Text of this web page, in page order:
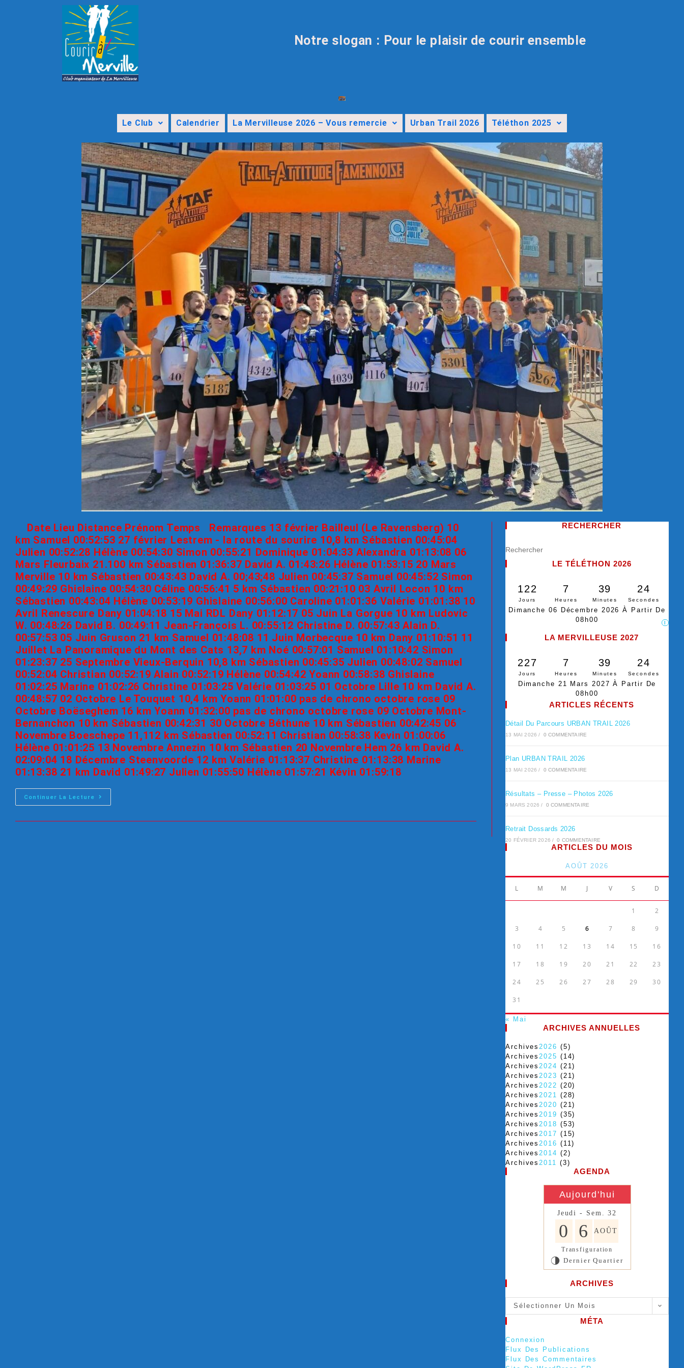
Notre slogan : Pour le plaisir de courir ensemble
Le Club Calendrier La Mervilleuse 2026 – Vous remercie Urban Trail 2026 Téléthon 2025
Date Lieu Distance Prénom Temps Remarques 13 février Bailleul (Le Ravensberg) 10
km Samuel 00:52:53 27 février Lestrem - la route du sourire 10,8 km Sébastien 00:45:04
Julien 00:52:28 Hélène 00:54:30 Simon 00:55:21 Dominique 01:04:33 Alexandra 01:13:08 06
Mars Fleurbaix 21.100 km Sébastien 01:36:37 David A. 01:43:26 Hélène 01:53:15 20 Mars
Merville 10 km Sébastien 00:43:43 David A. 00;43;48 Julien 00:45:37 Samuel 00:45:52 Simon
00:49:29 Ghislaine 00:54:30 Céline 00:56:41 5 km Sébastien 00:21:10 03 Avril Locon 10 km
Sébastien 00:43:04 Hélène 00:53:19 Ghislaine 00:56:00 Caroline 01:01:36 Valérie 01:01:38 10
Avril Renescure Dany 01:04:18 15 Mai RDL Dany 01:12:17 05 Juin La Gorgue 10 km Ludovic
W. 00:48:26 David B. 00:49:11 Jean-François L. 00:55:12 Christine D. 00:57:43 Alain D.
00:57:53 05 Juin Gruson 21 km Samuel 01:48:08 11 Juin Morbecque 10 km Dany 01:10:51 11
Juillet La Panoramique du Mont des Cats 13,7 km Noé 00:57:01 Samuel 01:10:42 Simon
01:23:37 25 Septembre Vieux-Berquin 10,8 km Sébastien 00:45:35 Julien 00:48:02 Samuel
00:52:04 Christian 00:52:19 Alain 00:52:19 Hélène 00:54:42 Yoann 00:58:38 Ghislaine
01:02:25 Marine 01:02:26 Christine 01:03:25 Valérie 01:03:25 01 Octobre Lille 10 km David A.
00:48:57 02 Octobre Le Touquet 10,4 km Yoann 01:01:00 pas de chrono octobre rose 09
Octobre Boëseghem 16 km Yoann 01:32:00 pas de chrono octobre rose 09 Octobre Mont-
Bernanchon 10 km Sébastien 00:42:31 30 Octobre Béthune 10 km Sébastien 00:42:45 06
Novembre Boeschepe 11,112 km Sébastien 00:52:11 Christian 00:58:38 Kevin 01:00:06
Hélène 01:01:25 13 Novembre Annezin 10 km Sébastien 20 Novembre Hem 26 km David A.
02:09:04 18 Décembre Steenvoorde 12 km Valérie 01:13:37 Christine 01:13:38 Marine
01:13:38 21 km David 01:49:27 Julien 01:55:50 Hélène 01:57:21 Kévin 01:59:18
Continuer La Lecture
RECHERCHER
LE TÉLÉTHON 2026
122
Jours
7
Heures
39
Minutes
23
Secondes
Dimanche 06 Décembre 2026 À Partir De
08h00
LA MERVILLEUSE 2027
227
Jours
7
Heures
39
Minutes
23
Secondes
Dimanche 21 Mars 2027 À Partir De
08h00
ARTICLES RÉCENTS
Détail Du Parcours URBAN TRAIL 2026
13 MAI 2026 / 0 COMMENTAIRE
Plan URBAN TRAIL 2026
13 MAI 2026 / 0 COMMENTAIRE
Résultats – Presse – Photos 2026
9 MARS 2026 / 0 COMMENTAIRE
Retrait Dossards 2026
20 FÉVRIER 2026 / 0 COMMENTAIRE
ARTICLES DU MOIS
AOÛT 2026
L M M J V S D
1 2
3 4 5 6 7 8 9
10 11 12 13 14 15 16
17 18 19 20 21 22 23
24 25 26 27 28 29 30
31
« Mai
ARCHIVES ANNUELLES
Archives2026 (5)
Archives2025 (14)
Archives2024 (21)
Archives2023 (21)
Archives2022 (20)
Archives2021 (28)
Archives2020 (21)
Archives2019 (35)
Archives2018 (53)
Archives2017 (15)
Archives2016 (11)
Archives2014 (2)
Archives2011 (3)
AGENDA
Aujourd'hui
Jeudi - Sem. 32
0 6 AOÛT
Transfiguration
T Dernier Quartier
ARCHIVES
Sélectionner Un Mois
MÉTA
Connexion
Flux Des Publications
Flux Des Commentaires